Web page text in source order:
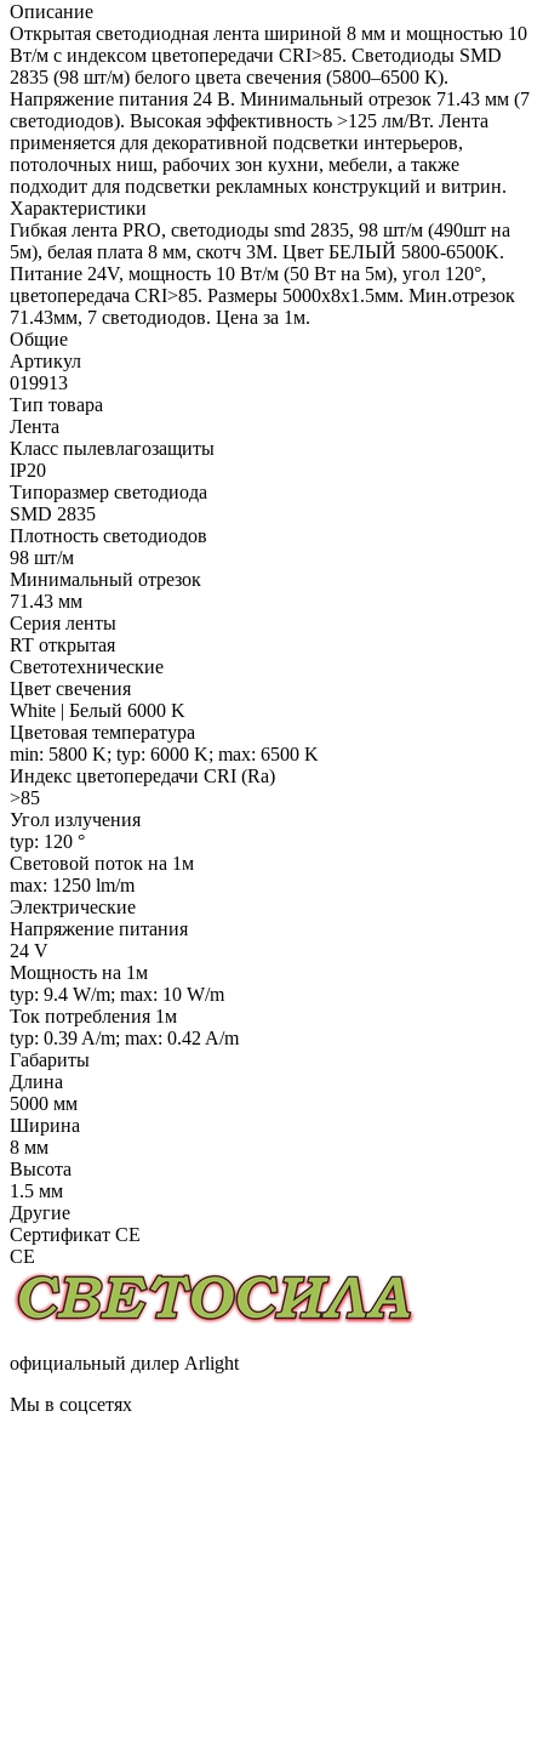
Описание
Открытая светодиодная лента шириной 8 мм и мощностью 10
Вт/м с индексом цветопередачи CRI>85. Светодиоды SMD
2835 (98 шт/м) белого цвета свечения (5800–6500 К).
Напряжение питания 24 В. Минимальный отрезок 71.43 мм (7
светодиодов). Высокая эффективность >125 лм/Вт. Лента
применяется для декоративной подсветки интерьеров,
потолочных ниш, рабочих зон кухни, мебели, а также
подходит для подсветки рекламных конструкций и витрин.
Характеристики
Гибкая лента PRO, светодиоды smd 2835, 98 шт/м (490шт на
5м), белая плата 8 мм, скотч 3М. Цвет БЕЛЫЙ 5800-6500K.
Питание 24V, мощность 10 Вт/м (50 Вт на 5м), угол 120°,
цветопередача CRI>85. Размеры 5000х8x1.5мм. Мин.отрезок
71.43мм, 7 светодиодов. Цена за 1м.
Общие
Артикул
019913
Тип товара
Лента
Класс пылевлагозащиты
IP20
Типоразмер светодиода
SMD 2835
Плотность светодиодов
98 шт/м
Минимальный отрезок
71.43 мм
Серия ленты
RT открытая
Светотехнические
Цвет свечения
White | Белый 6000 K
Цветовая температура
min: 5800 K; typ: 6000 K; max: 6500 K
Индекс цветопередачи CRI (Ra)
>85
Угол излучения
typ: 120 °
Световой поток на 1м
max: 1250 lm/m
Электрические
Напряжение питания
24 V
Мощность на 1м
typ: 9.4 W/m; max: 10 W/m
Ток потребления 1м
typ: 0.39 A/m; max: 0.42 A/m
Габариты
Длина
5000 мм
Ширина
8 мм
Высота
1.5 мм
Другие
Сертификат CE
CE
официальный дилер Arlight
Мы в соцсетях